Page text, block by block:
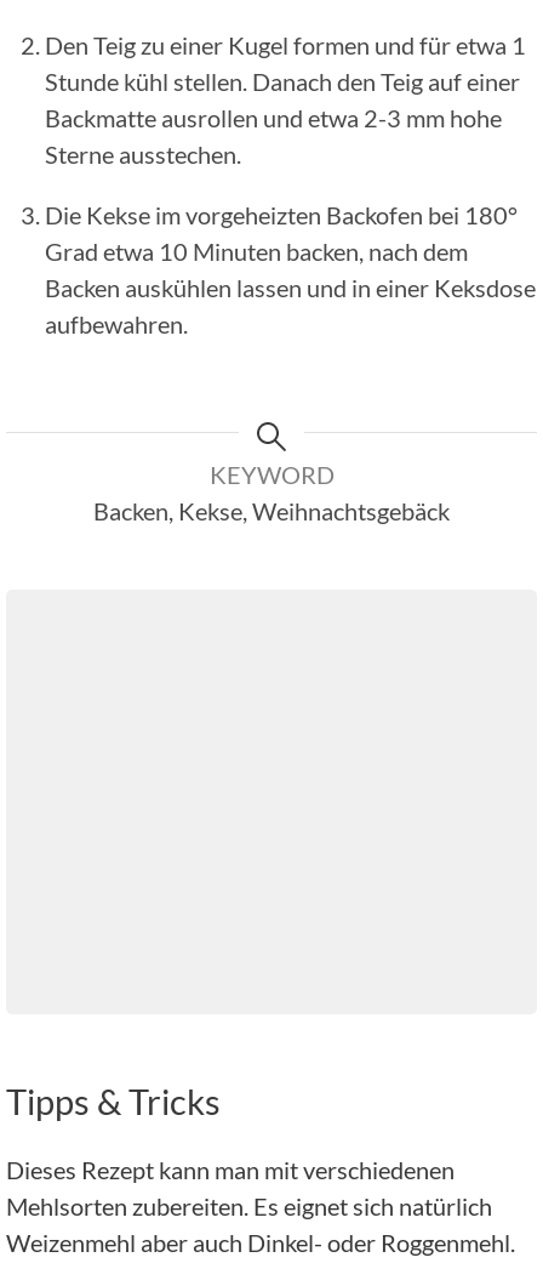
Den Teig zu einer Kugel formen und für etwa 1
Stunde kühl stellen. Danach den Teig auf einer
Backmatte ausrollen und etwa 2-3 mm hohe
Sterne ausstechen.
Die Kekse im vorgeheizten Backofen bei 180°
Grad etwa 10 Minuten backen, nach dem
Backen auskühlen lassen und in einer Keksdose
aufbewahren.
KEYWORD
Backen, Kekse, Weihnachtsgebäck
Tipps & Tricks
Dieses Rezept kann man mit verschiedenen
Mehlsorten zubereiten. Es eignet sich natürlich
Weizenmehl aber auch Dinkel- oder Roggenmehl.